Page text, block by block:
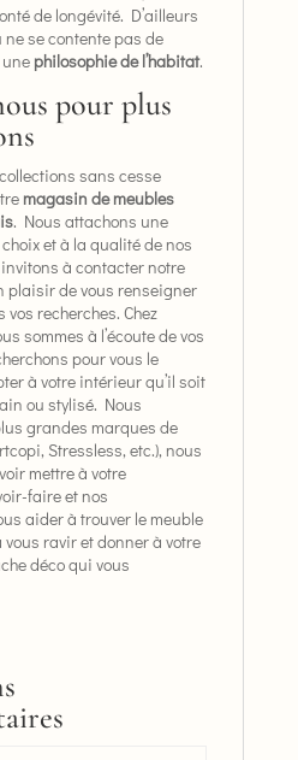
de longévité. D’ailleurs
se contente pas de
philosophie de l’habitat.
pour plus
sans cesse
magasin de meubles
. Nous attachons une
et à la qualité de nos
à contacter notre
plaisir de vous renseigner
recherches. Chez
sommes à l’écoute de vos
pour vous le
à votre intérieur qu’il soit
ou stylisé. Nous
grandes marques de
Stressless, etc.), nous
mettre à votre
faire et nos
aider à trouver le meuble
ravir et donner à votre
déco qui vous